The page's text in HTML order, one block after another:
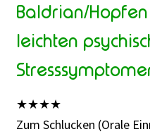
Baldrian/
leichten
★★★★
Zum Schlucken (Orale